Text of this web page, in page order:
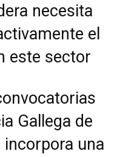
necesita
el
este sector
Gallega de
una